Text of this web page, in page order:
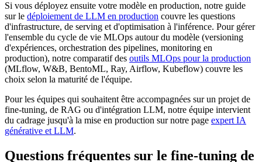
Si vous déployez ensuite votre modèle en production, notre guide
sur le déploiement de LLM en production couvre les questions
d'infrastructure, de serving et d'optimisation à l'inférence. Pour gérer
l'ensemble du cycle de vie MLOps autour du modèle (versioning
d'expériences, orchestration des pipelines, monitoring en
production), notre comparatif des outils MLOps pour la production
(MLflow, W&B, BentoML, Ray, Airflow, Kubeflow) couvre les
choix selon la maturité de l'équipe.
Pour les équipes qui souhaitent être accompagnées sur un projet de
fine-tuning, de RAG ou d'intégration LLM, notre équipe intervient
du cadrage jusqu'à la mise en production sur notre page expert IA
générative et LLM.
Questions fréquentes sur le fine-tuning de